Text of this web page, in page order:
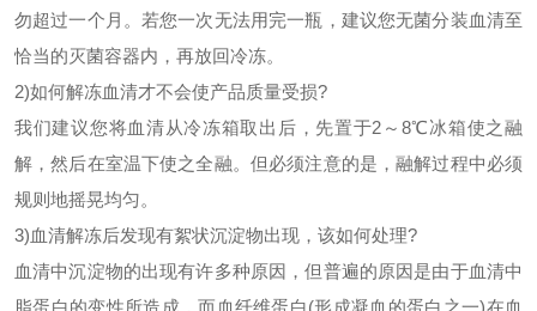
勿超过一个月。若您一次无法用完一瓶，建议您无菌分装血清至
恰当的灭菌容器内，再放回冷冻。
2)如何解冻血清才不会使产品质量受损?
我们建议您将血清从冷冻箱取出后，先置于2～8℃冰箱使之融
解，然后在室温下使之全融。但必须注意的是，融解过程中必须
规则地摇晃均匀。
3)血清解冻后发现有絮状沉淀物出现，该如何处理?
血清中沉淀物的出现有许多种原因，但普遍的原因是由于血清中
脂蛋白的变性所造成，而血纤维蛋白(形成凝血的蛋白之一)在血